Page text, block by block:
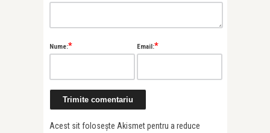
Nume:* Email:*
Acest sit folosește Akismet pentru a reduce